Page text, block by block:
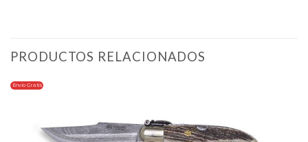
PRODUCTOS RELACIONADOS
Envio Gratis